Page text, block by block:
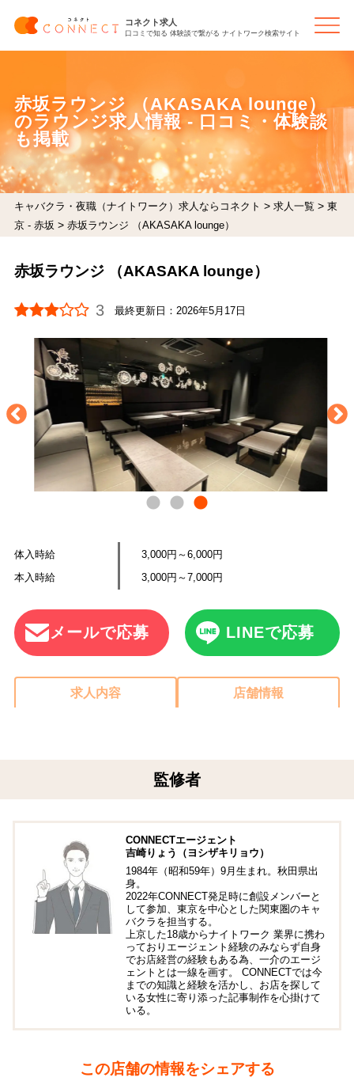
コネクト求人
口コミで知る 体験談で繋がる ナイトワーク検索サイト
赤坂ラウンジ （AKASAKA lounge）
のラウンジ求人情報 - 口コミ・体験談
も掲載
キャバクラ・夜職（ナイトワーク）求人ならコネクト > 求人一覧 > 東
京 - 赤坂 > 赤坂ラウンジ （AKASAKA lounge）
赤坂ラウンジ （AKASAKA lounge）
3 最終更新日：2026年5月17日
体入時給
3,000円～6,000円
本入時給
3,000円～7,000円
メールで応募 LINEで応募
求人内容 店舗情報
監修者
CONNECTエージェント
吉崎りょう（ヨシザキリョウ）
1984年（昭和59年）9月生まれ。秋田県出
身。
2022年CONNECT発足時に創設メンバーと
して参加、東京を中心とした関東圏のキャ
バクラを担当する。
上京した18歳からナイトワーク 業界に携わ
っておりエージェント経験のみならず自身
でお店経営の経験もある為、一介のエージ
ェントとは一線を画す。 CONNECTでは今
までの知識と経験を活かし、お店を探して
いる女性に寄り添った記事制作を心掛けて
いる。
この店舗の情報をシェアする